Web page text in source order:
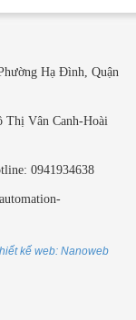
Hạ Đình, Quận
Thị Vân Canh-Hoài
0941934638
kế web: Nanoweb